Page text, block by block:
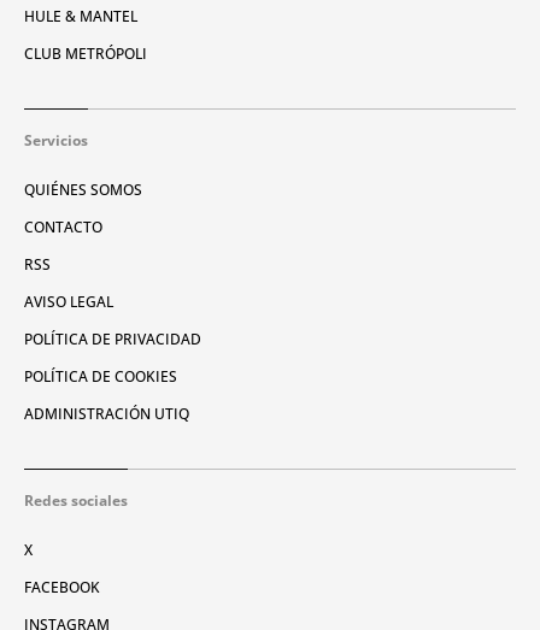
HULE & MANTEL
CLUB METRÓPOLI
Servicios
QUIÉNES SOMOS
CONTACTO
RSS
AVISO LEGAL
POLÍTICA DE PRIVACIDAD
POLÍTICA DE COOKIES
ADMINISTRACIÓN UTIQ
Redes sociales
X
FACEBOOK
INSTAGRAM